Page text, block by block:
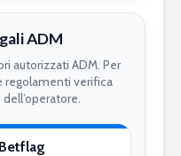
ADM
autorizzati ADM. Per
regolamenti verifica
Betflag